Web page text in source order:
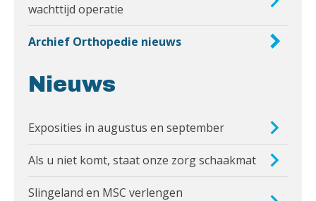
wachttijd operatie
Archief Orthopedie nieuws
Nieuws
Exposities in augustus en september
Als u niet komt, staat onze zorg schaakmat
Slingeland en MSC verlengen